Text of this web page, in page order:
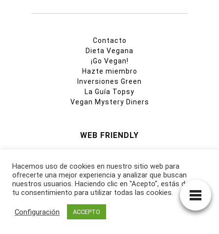
Contacto
Dieta Vegana
¡Go Vegan!
Hazte miembro
Inversiones Green
La Guía Topsy
Vegan Mystery Diners
WEB FRIENDLY
Apartamento Vegan
Just Eat
Planthia
Santuari Gaia
Scoolinary
Surge Sanctuary
Hacemos uso de cookies en nuestro sitio web para
ofrecerte una mejor experiencia y analizar que buscan
nuestros usuarios. Haciendo clic en "Acepto", estás dando
tu consentimiento para utilizar todas las cookies.
Configuración ACCEPTO